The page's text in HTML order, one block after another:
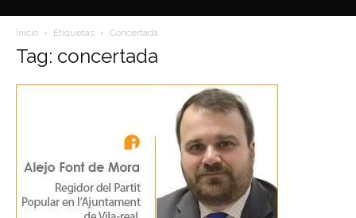
Inicio Etiquetas Concertada
Tag: concertada